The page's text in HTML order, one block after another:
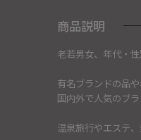
商品説明
老若男女、年代・
有名ブランドの品
国内外で人気のブ
温泉旅行やエステ